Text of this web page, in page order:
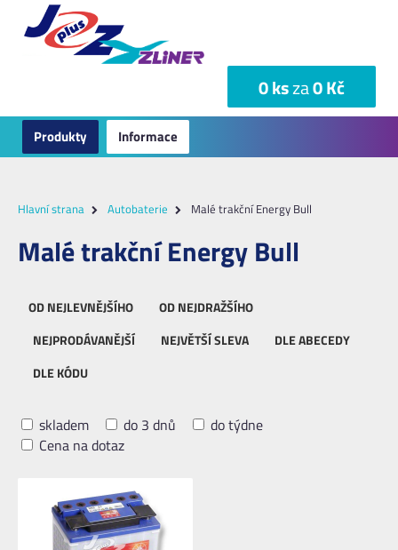
0 ksza0 Kč
Produkty Informace
Hlavní strana Autobaterie Malé trakční Energy Bull
Malé trakční Energy Bull
OD NEJLEVNĚJŠÍHO
OD NEJDRAŽŠÍHO
NEJPRODÁVANĚJŠÍ
NEJVĚTŠÍ SLEVA
DLE ABECEDY
DLE KÓDU
skladem do 3 dnů
do týdne
Cena na dotaz